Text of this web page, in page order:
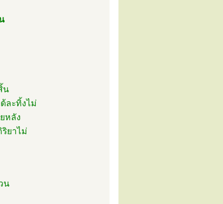
น
ละทิ้งไม่
หลัง
ยาไม่
น